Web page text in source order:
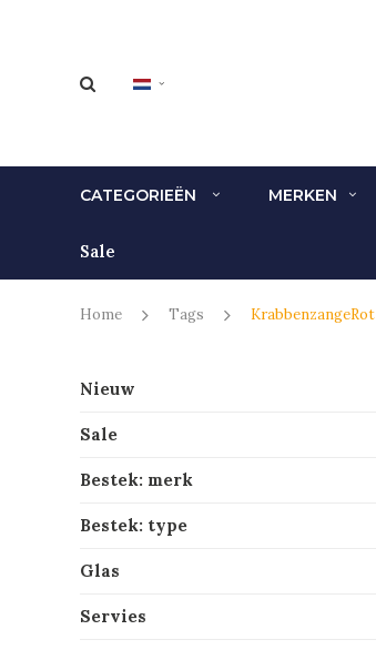
CATEGORIEËN MERKEN
Sale
Home Tags KrabbenzangeRot
Nieuw
Sale
Bestek: merk
Bestek: type
Glas
Servies